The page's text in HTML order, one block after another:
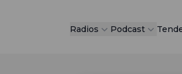
Radios Podcast